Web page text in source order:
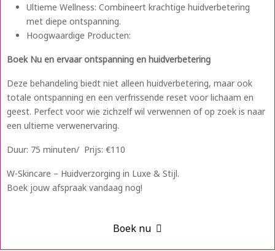
Ultieme Wellness: Combineert krachtige huidverbetering
met diepe ontspanning.
Hoogwaardige Producten:
Boek Nu en ervaar ontspanning en huidverbetering
Deze behandeling biedt niet alleen huidverbetering, maar ook
totale ontspanning en een verfrissende reset voor lichaam en
geest. Perfect voor wie zichzelf wil verwennen of op zoek is naar
een ultieme verwenervaring.
Duur: 75 minuten/ Prijs: €110
W-Skincare – Huidverzorging in Luxe & Stijl.
Boek jouw afspraak vandaag nog!
Boek nu